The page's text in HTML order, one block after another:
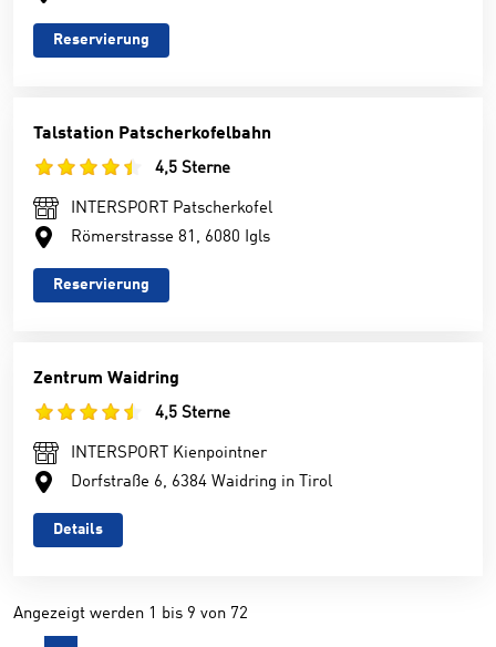
Reservierung
Talstation Patscherkofelbahn
4,5 Sterne
INTERSPORT Patscherkofel
Römerstrasse 81, 6080 Igls
Reservierung
Zentrum Waidring
4,5 Sterne
INTERSPORT Kienpointner
Dorfstraße 6, 6384 Waidring in Tirol
Details
Angezeigt werden 1 bis 9 von 72